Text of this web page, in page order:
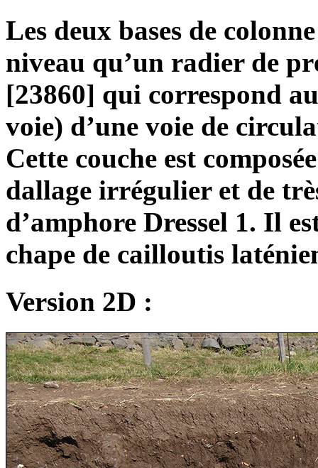
Les deux bases de
niveau qu’un radier de
[23860] qui correspond
voie) d’une voie de
Cette couche est
dallage irrégulier et de
d’amphore Dressel 1. Il
chape de cailloutis
Version 2D :